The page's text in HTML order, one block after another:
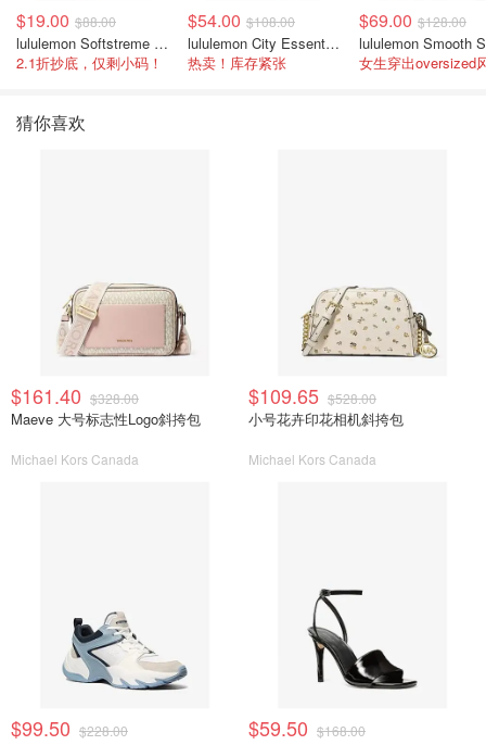
$19.00 $88.00
lululemon Softstreme 女士高腰短裤 10cm
2.1折抄底，仅剩小码！
$54.00 $108.00
lululemon City Essentials 肩背包 4L
热卖！库存紧张
$69.00 $128.00
女生穿出oversized
猜你喜欢
$161.40 $328.00
Maeve 大号标志性Logo斜挎包
Michael Kors Canada
$109.65 $528.00
小号花卉印花相机斜挎包
Michael Kors Canada
$99.50 $228.00 $59.50 $168.00